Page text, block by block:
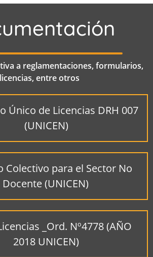
a reglamentaciones, formularios,
licencias, entre otros
Único de Licencias DRH 007
(UNICEN)
Colectivo para el Sector No
Docente (UNICEN)
_Ord. Nº4778 (AÑO
2018 UNICEN)